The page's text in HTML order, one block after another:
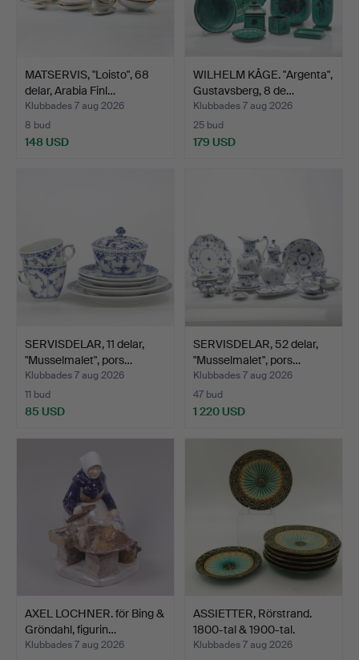
MATSERVIS, "Loisto", 68
delar, Arabia Finl…
Klubbades 7 aug 2026
8 bud
148 USD
WILHELM KÅGE. "Argenta",
Gustavsberg, 8 de…
Klubbades 7 aug 2026
25 bud
179 USD
SERVISDELAR, 11 delar,
"Musselmalet", pors…
Klubbades 7 aug 2026
11 bud
85 USD
SERVISDELAR, 52 delar,
"Musselmalet", pors…
Klubbades 7 aug 2026
47 bud
1 220 USD
AXEL LOCHNER. för Bing &
Gröndahl, figurin…
Klubbades 7 aug 2026
ASSIETTER, Rörstrand.
1800-tal & 1900-tal.
Klubbades 7 aug 2026